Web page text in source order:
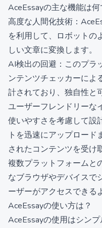
AceEssayの主な機能は何
高度な人間化技術：
を利用して、ロボットの
しい文章に変換します。
AI検出の回避：このプラ
ンテンツチェッカーによ
計されており、独自性と
ユーザーフレンドリーな
使いやすさを考慮して設
トを迅速にアップロー
されたコンテンツを受け
複数プラットフォームと
なブラウザやデバイスで
ーザーがアクセスできる
AceEssayの使い方は？
AceEssayの使用はシン